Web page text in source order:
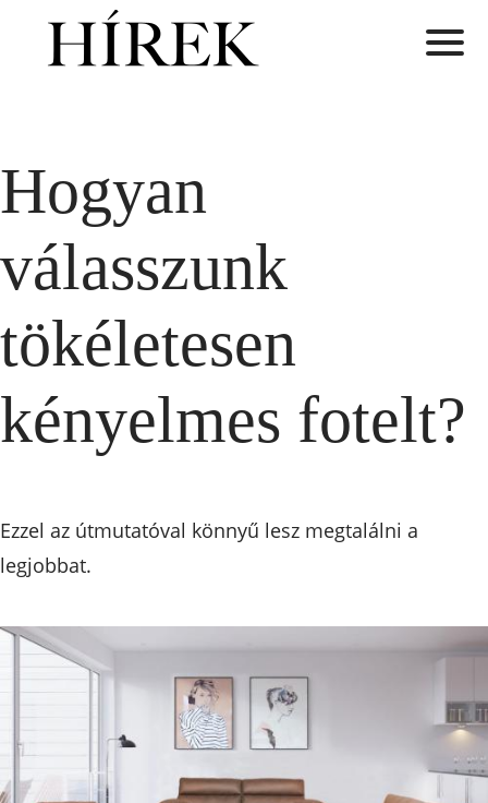
Hogyan
válasszunk
tökéletesen
kényelmes fotelt?
Ezzel az útmutatóval könnyű lesz megtalálni a
legjobbat.